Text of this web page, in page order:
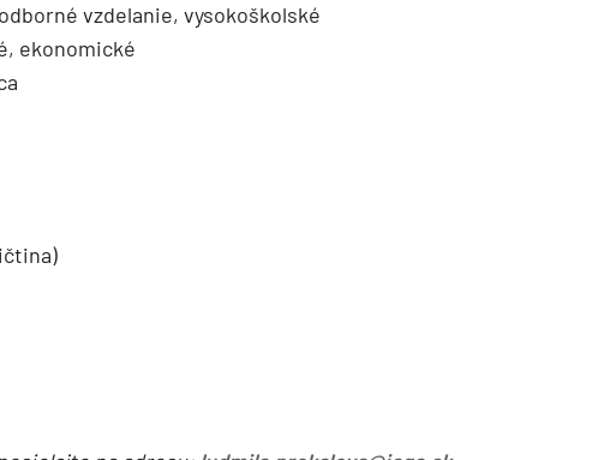
vzdelanie, vysokoškolské
ekonomické